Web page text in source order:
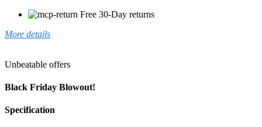
Free 30-Day returns
More details
Unbeatable offers
Black Friday Blowout!
Specification